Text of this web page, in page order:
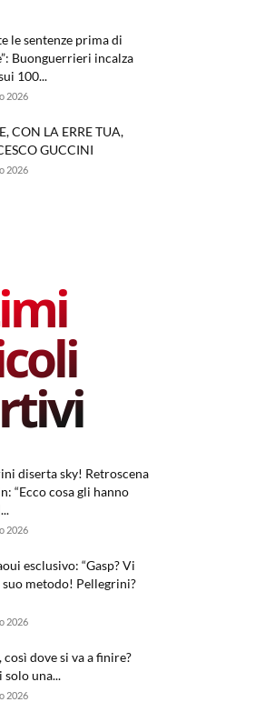
le sentenze prima di
Buonguerrieri incalza
100...
2026
CON LA ERRE TUA,
GUCCINI
2026
diserta sky! Retroscena
“Ecco cosa gli hanno
2026
esclusivo: “Gasp? Vi
suo metodo! Pellegrini?
2026
così dove si va a finire?
solo una...
2026